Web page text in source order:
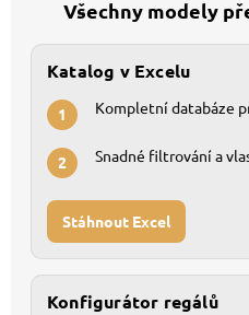
Všechny modely
Katalog v Excelu
1 Kompletní databáze
2 Snadné filtrování a
Stáhnout Excel
Konfigurátor regálů